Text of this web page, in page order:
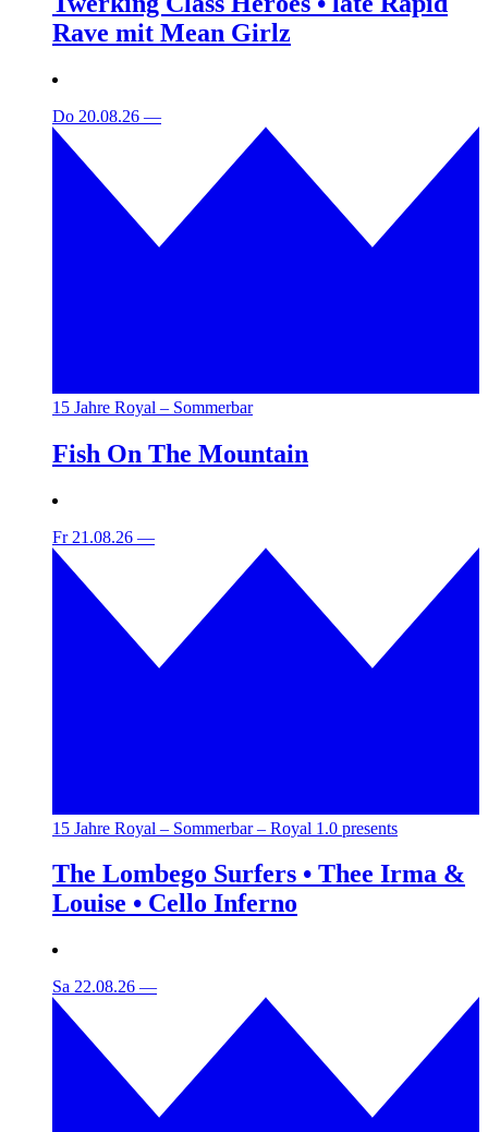
Rave mit Mean Girlz
Do 20.08.26 —
15 Jahre Royal – Sommerbar
Fish On The Mountain
Fr 21.08.26 —
15 Jahre Royal – Sommerbar – Royal 1.0 presents
The Lombego Surfers • Thee Irma &
Louise • Cello Inferno
Sa 22.08.26 —